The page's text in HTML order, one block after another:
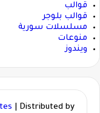
قوالب
قوالب بلوجر
مسلسلات سورية
منوعات
ويندوز
| Distributed by